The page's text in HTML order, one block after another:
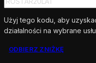
Użyj tego kodu, aby
działalności na wybrane
ODBIERZ ZNIŻKĘ